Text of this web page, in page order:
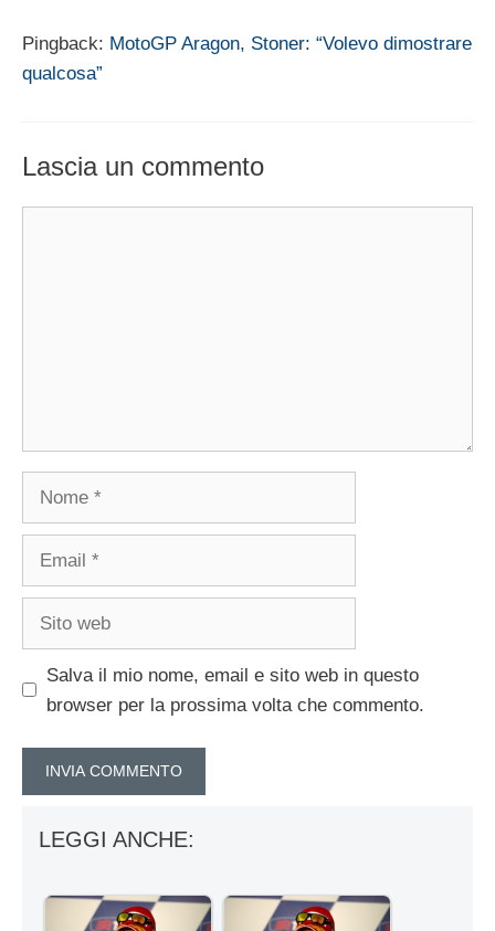
Pingback: MotoGP Aragon, Stoner: “Volevo dimostrare
qualcosa”
Lascia un commento
Salva il mio nome, email e sito web in questo
browser per la prossima volta che commento.
LEGGI ANCHE: